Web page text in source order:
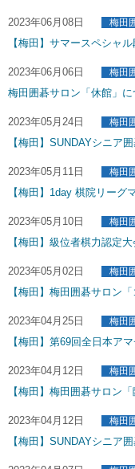
2023年06月08日 梅田
【梅田】サマースペシャ
2023年06月06日 梅田
梅田囲碁サロン「休館」に
2023年05月24日 梅田
【梅田】SUNDAYシニア
2023年05月11日 梅田
【梅田】1day 棋院リーグ
2023年05月10日 梅田
【梅田】級位者棋力認定
2023年05月02日 梅田
【梅田】梅田囲碁サロン
2023年04月25日 梅田
【梅田】第69回全日本ア
2023年04月12日 梅田
【梅田】梅田囲碁サロン
2023年04月12日 梅田
【梅田】SUNDAYシニア